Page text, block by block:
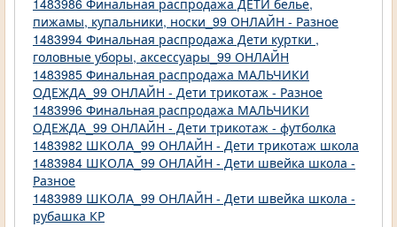
1483986 Финальная распродажа ДЕТИ белье,
пижамы, купальники, носки_99 ОНЛАЙН - Разное
1483994 Финальная распродажа Дети куртки ,
головные уборы, аксессуары_99 ОНЛАЙН
1483985 Финальная распродажа МАЛЬЧИКИ
ОДЕЖДА_99 ОНЛАЙН - Дети трикотаж - Разное
1483996 Финальная распродажа МАЛЬЧИКИ
ОДЕЖДА_99 ОНЛАЙН - Дети трикотаж - футболка
1483982 ШКОЛА_99 ОНЛАЙН - Дети трикотаж школа
1483984 ШКОЛА_99 ОНЛАЙН - Дети швейка школа -
Разное
1483989 ШКОЛА_99 ОНЛАЙН - Дети швейка школа -
рубашка КР